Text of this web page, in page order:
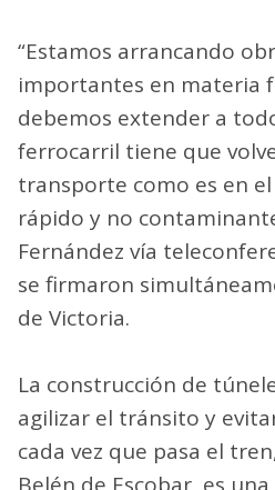
“Estamos arrancando
importantes en materia
debemos extender a
ferrocarril tiene que
transporte como es en
rápido y no
Fernández vía
se firmaron
de Victoria.
La construcción de
agilizar el tránsito y
cada vez que pasa el